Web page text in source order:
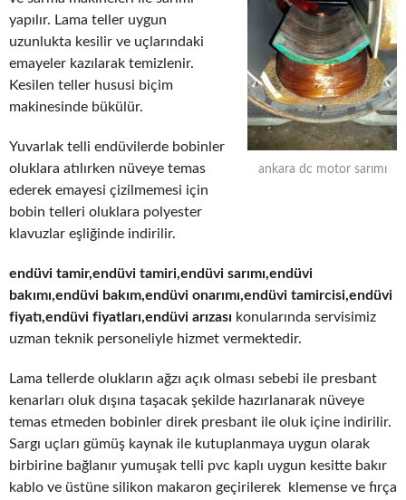
ankara dc motor sarımı
yapılır. Lama teller uygun
uzunlukta kesilir ve uçlarındaki
emayeler kazılarak temizlenir.
Kesilen teller hususi biçim
makinesinde bükülür.
Yuvarlak telli endüvilerde bobinler
oluklara atılırken nüveye temas
ederek emayesi çizilmemesi için
bobin telleri oluklara polyester
klavuzlar eşliğinde indirilir.
endüvi tamir,endüvi tamiri,endüvi sarımı,endüvi
bakımı,endüvi bakım,endüvi onarımı,endüvi tamircisi,endüvi
fiyatı,endüvi fiyatları,endüvi arızası konularında servisimiz
uzman teknik personeliyle hizmet vermektedir.
Lama tellerde olukların ağzı açık olması sebebi ile presbant
kenarları oluk dışına taşacak şekilde hazırlanarak nüveye
temas etmeden bobinler direk presbant ile oluk içine indirilir.
Sargı uçları gümüş kaynak ile kutuplanmaya uygun olarak
birbirine bağlanır yumuşak telli pvc kaplı uygun kesitte bakır
kablo ve üstüne silikon makaron geçirilerek klemense ve fırça